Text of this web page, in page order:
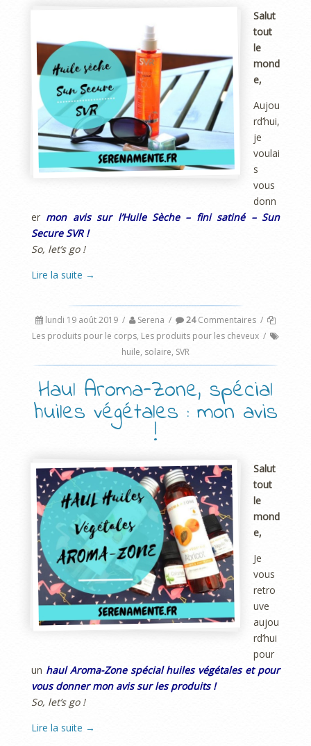
Salut
tout
le
mond
e,
Aujou
rd’hui,
je
voulai
s
vous
donn
er mon avis sur l’Huile Sèche – fini satiné – Sun
Secure SVR !
So, let’s go !
Lire la suite →
lundi 19 août 2019 / Serena / 24Commentaires /
Les produits pour le corps, Les produits pour les cheveux /
huile, solaire, SVR
Haul Aroma-Zone, spécial
huiles végétales : mon avis
!
Salut
tout
le
mond
e,
Je
vous
retro
uve
aujou
rd’hui
pour
un haul Aroma-Zone spécial huiles végétales et pour
vous donner mon avis sur les produits !
So, let’s go !
Lire la suite →